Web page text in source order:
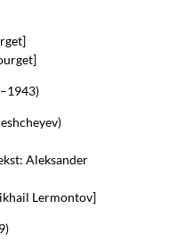
Aleksander
Lermontov]